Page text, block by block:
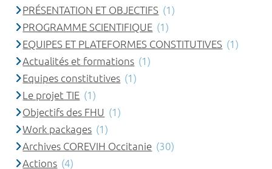
PRÉSENTATION ET OBJECTIFS (1)
PROGRAMME SCIENTIFIQUE (1)
EQUIPES ET PLATEFORMES CONSTITUTIVES (1)
Actualités et formations (1)
Equipes constitutives (1)
Le projet TIE (1)
Objectifs des FHU (1)
Work packages (1)
Archives COREVIH Occitanie (30)
Actions (4)